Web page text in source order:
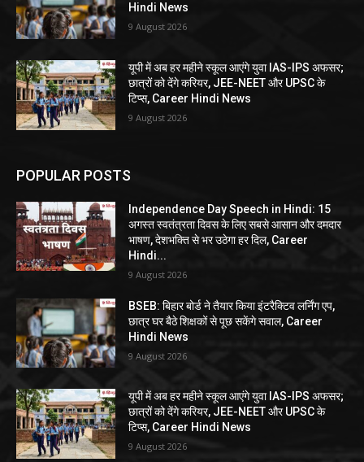
Hindi News
9 August 2026
यूपी में अब हर महीने स्कूल आएंगे युवा IAS-IPS अफसर;
छात्रों को देंगे करियर, JEE-NEET और UPSC के
टिप्स, Career Hindi News
9 August 2026
POPULAR POSTS
Independence Day Speech in Hindi: 15
अगस्त स्वतंत्रता दिवस के लिए सबसे आसान और दमदार
भाषण, देशभक्ति से भर उठेगा हर दिल, Career
Hindi...
9 August 2026
BSEB: बिहार बोर्ड ने तैयार किया इंटरैक्टिव लर्निंग एप,
छात्र घर बैठे शिक्षकों से पूछ सकेंगे सवाल, Career
Hindi News
9 August 2026
यूपी में अब हर महीने स्कूल आएंगे युवा IAS-IPS अफसर;
छात्रों को देंगे करियर, JEE-NEET और UPSC के
टिप्स, Career Hindi News
9 August 2026